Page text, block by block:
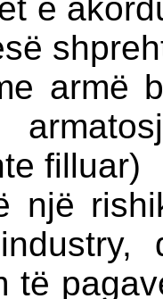
e
armë
filluar)
një
të